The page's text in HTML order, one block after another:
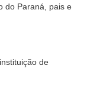
do Paraná, pais e
de